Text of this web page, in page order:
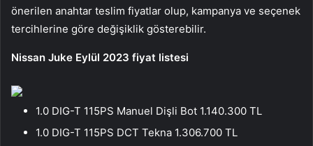
önerilen anahtar teslim fiyatlar olup, kampanya ve seçenek
tercihlerine göre değişiklik gösterebilir.
Nissan Juke Eylül 2023 fiyat listesi
1.0 DIG-T 115PS Manuel Dişli Bot 1.140.300 TL
1.0 DIG-T 115PS DCT Tekna 1.306.700 TL